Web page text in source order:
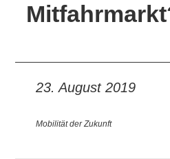
23. August 2019
Mobilität der Zukunft